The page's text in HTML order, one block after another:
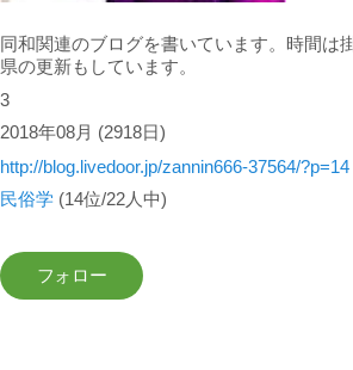
同和関連のブログを書いています。時間は
県の更新もしています。
3
2018年08月 (2918日)
http://blog.livedoor.jp/zannin666-37564/?p=14
民俗学 (14位/22人中)